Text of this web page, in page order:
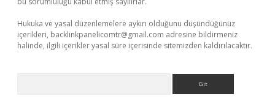
Hukuka ve yasal düzenlemelere aykırı olduğunu düşündüğünüz
içerikleri, backlinkpanelicomtr@gmail.com adresine bildirmeniz
halinde, ilgili içerikler yasal süre içerisinde sitemizden kaldırılacaktır.